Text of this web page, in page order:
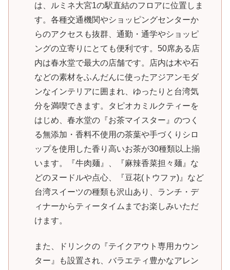
は、ルミネ大宮1の駅直結のフロアに位置しま
す。各種交通機関やショッピングセンターか
らのアクセスも抜群、通勤・通学やショッピ
ングの立寄りにとても便利です。50席ある店
内は春水堂で最大の店舗です。店内は木や石
などの素材をふんだんに使ったアジアンモダ
ンなインテリアに囲まれ、ゆったりと台湾気
分を満喫できます。タピオカミルクティーを
はじめ、春水堂の『お茶マイスター』のつく
る無添加・香料不使用の茶葉や手づくりシロ
ップを使用した香り高いお茶が30種類以上揃
います。『牛肉麺』、『麻辣香菜担々麺』な
どのヌードルや点心、『豆花(トウファ)』など
台湾スイーツの種類も沢山あり、ランチ・デ
ィナーからティータイムまでお楽しみいただ
けます。
また、ドリンクの『テイクアウト専用カウン
ター』も設置され、バラエティ豊かなアレン